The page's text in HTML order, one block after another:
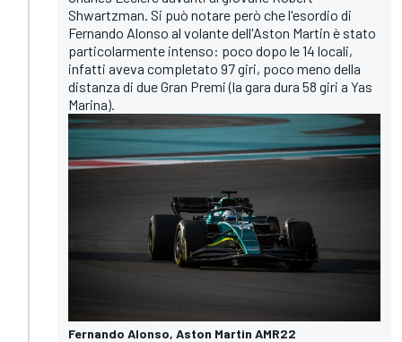
Shwartzman. Si può notare però che l'esordio di
Fernando Alonso al volante dell'Aston Martin è stato
particolarmente intenso: poco dopo le 14 locali,
infatti aveva completato 97 giri, poco meno della
distanza di due Gran Premi (la gara dura 58 giri a Yas
Marina).
Fernando Alonso, Aston Martin AMR22